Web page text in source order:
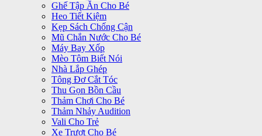
Ghế Tập Ăn Cho Bé
Heo Tiết Kiệm
Kẹp Sách Chống Cận
Mũ Chắn Nước Cho Bé
Máy Bay Xốp
Mèo Tôm Biết Nói
Nhà Lắp Ghép
Tông Đơ Cắt Tóc
Thu Gọn Bồn Cầu
Thảm Chơi Cho Bé
Thảm Nhảy Audition
Vali Cho Trẻ
Xe Trượt Cho Bé